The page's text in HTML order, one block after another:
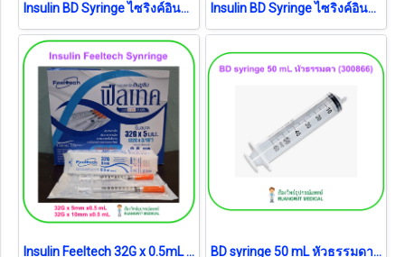
Insulin BD Syringe ไซริงค์อินซูลิน 31G x 8mm (ยกกล่อง 100อัน) Insulin BD Syringe ไซริงค์อินซูลิน 30G x 8mm (ยกกล่อง 100อัน)
Insulin Feeltech 32G x 0.5mL (ยกกล่อง) BD syringe 50 mL หัวธรรมดา (300866) (1 อัน)